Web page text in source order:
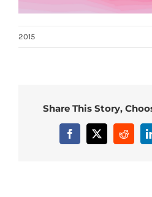
2015
Share This Story,
Facebook
X Reddit